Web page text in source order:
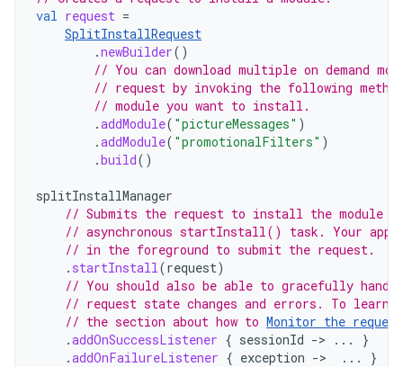
val request =
SplitInstallRequest
.newBuilder()
// You can download multiple on demand
// request by invoking the following
// module you want to install.
.addModule( "pictureMessages" )
.addModule( "promotionalFilters" )
.build()
splitInstallManager
// Submits the request to install the module
// asynchronous startInstall() task. Your app
// in the foreground to submit the request.
. startInstall(request)
// You should also be able to gracefully handle
// request state changes and errors. To learn
// the section about how to Monitor the
.addOnSuccessListener { sessionId -> ...
}
.addOnFailureListener { exception -> ... }